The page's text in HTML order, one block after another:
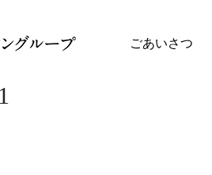
ごあいさつ